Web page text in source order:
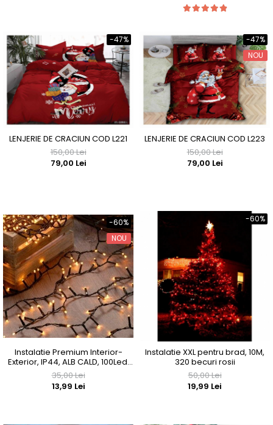
-47%
LENJERIE DE CRACIUN COD L221
150,00 Lei
79,00 Lei
-47%
NOU
LENJERIE DE CRACIUN COD L223
150,00 Lei
79,00 Lei
-60%
NOU
Instalatie Premium Interior-
Exterior, IP44, ALB CALD, 100Led,
8M
35,00 Lei
13,99 Lei
-60%
Instalatie XXL pentru brad, 10M,
320 becuri rosii
50,00 Lei
19,99 Lei